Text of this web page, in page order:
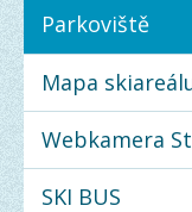
Parkoviště
Mapa
Webkamera
SKI BUS